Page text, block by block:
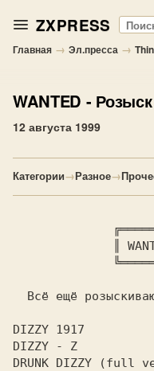
ZXPRESS
Главная → Эл.пресса →
WANTED -
12 августа 1999
Категории→Разное→
DIZZY 1917
DIZZY - Z
DRUNK DIZZY (full